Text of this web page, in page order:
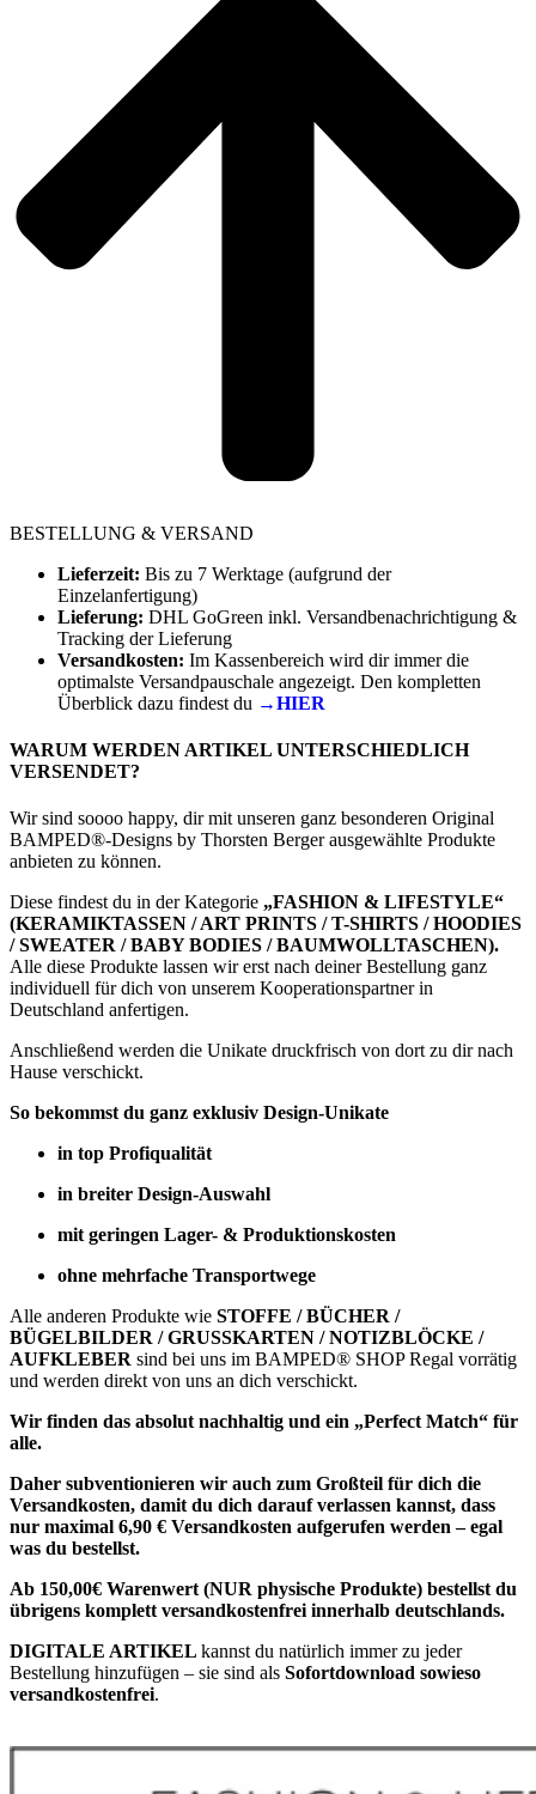
BESTELLUNG & VERSAND
Lieferzeit: Bis zu 7 Werktage (aufgrund der
Einzelanfertigung)
Lieferung: DHL GoGreen inkl. Versandbenachrichtigung &
Tracking der Lieferung
Versandkosten: Im Kassenbereich wird dir immer die
optimalste Versandpauschale angezeigt. Den kompletten
Überblick dazu findest du →HIER
WARUM WERDEN ARTIKEL UNTERSCHIEDLICH
VERSENDET?
Wir sind soooo happy, dir mit unseren ganz besonderen Original
BAMPED®-Designs by Thorsten Berger ausgewählte Produkte
anbieten zu können.
Diese findest du in der Kategorie „FASHION & LIFESTYLE“
(KERAMIKTASSEN / ART PRINTS / T-SHIRTS / HOODIES
/ SWEATER / BABY BODIES / BAUMWOLLTASCHEN).
Alle diese Produkte lassen wir erst nach deiner Bestellung ganz
individuell für dich von unserem Kooperationspartner in
Deutschland anfertigen.
Anschließend werden die Unikate druckfrisch von dort zu dir nach
Hause verschickt.
So bekommst du ganz exklusiv Design-Unikate
in top Profiqualität
in breiter Design-Auswahl
mit geringen Lager- & Produktionskosten
ohne mehrfache Transportwege
Alle anderen Produkte wie STOFFE / BÜCHER /
BÜGELBILDER / GRUSSKARTEN / NOTIZBLÖCKE /
AUFKLEBER sind bei uns im BAMPED® SHOP Regal vorrätig
und werden direkt von uns an dich verschickt.
Wir finden das absolut nachhaltig und ein „Perfect Match“ für
alle.
Daher subventionieren wir auch zum Großteil für dich die
Versandkosten, damit du dich darauf verlassen kannst, dass
nur maximal 6,90 € Versandkosten aufgerufen werden – egal
was du bestellst.
Ab 150,00€ Warenwert (NUR physische Produkte) bestellst du
übrigens komplett versandkostenfrei innerhalb deutschlands.
DIGITALE ARTIKEL kannst du natürlich immer zu jeder
Bestellung hinzufügen – sie sind als Sofortdownload sowieso
versandkostenfrei.